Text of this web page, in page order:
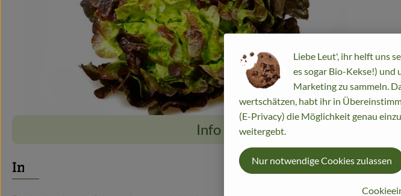
Info
Info
Liebe Leut', ihr helft uns
es sogar Bio-Kekse!)
Marketing zu sammeln.
wertschätzen, habt ihr in
(E-Privacy) die Möglichkeit genau
weitergebt.
Nur notwendige Cookies zulassen